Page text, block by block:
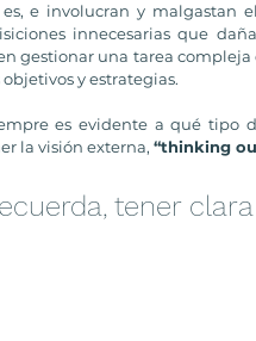
e involucran y malgastan
innecesarias que
gestionar una tarea compleja
objetivos y estrategias.
es evidente a qué tipo
la visión externa, “thinking
tener